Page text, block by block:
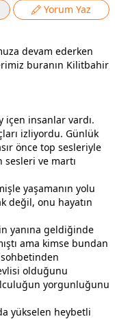
Yorum Yaz
devam ederken
buranın Kilitbahir
içen insanlar vardı.
izliyordu. Günlük
önce top sesleriyle
sesleri ve martı
yaşamanın yolu
değil, onu hayatın
yanına geldiğinde
ama kimse bundan
olduğunu
yorgunluğunu
yükselen heybetli